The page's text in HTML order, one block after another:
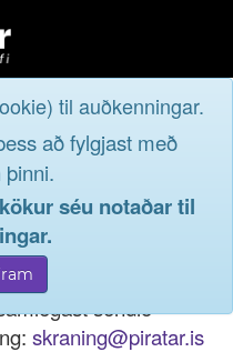
til auðkenningar.
að fylgjast með
þinni.
séu notaðar til
þátt í
þínu, þá má einnig
sendið
skraning@piratar.is